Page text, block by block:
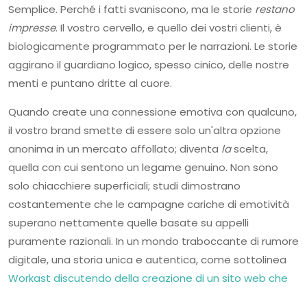
Semplice. Perché i fatti svaniscono, ma le storie restano
impresse. Il vostro cervello, e quello dei vostri clienti, è
biologicamente programmato per le narrazioni. Le storie
aggirano il guardiano logico, spesso cinico, delle nostre
menti e puntano dritte al cuore.
Quando create una connessione emotiva con qualcuno,
il vostro brand smette di essere solo un'altra opzione
anonima in un mercato affollato; diventa lascelta,
quella con cui sentono un legame genuino. Non sono
solo chiacchiere superficiali; studi dimostrano
costantemente che le campagne cariche di emotività
superano nettamente quelle basate su appelli
puramente razionali. In un mondo traboccante di rumore
digitale, una storia unica e autentica, come sottolinea
Workast discutendo della creazione di un sito web che